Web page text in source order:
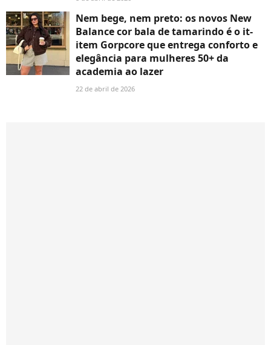
Nem bege, nem preto: os novos New
Balance cor bala de tamarindo é o it-
item Gorpcore que entrega conforto e
elegância para mulheres 50+ da
academia ao lazer
22 de abril de 2026